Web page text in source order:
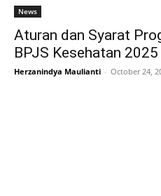
News
Aturan dan Syarat
BPJS Kesehatan 2025
Herzanindya Maulianti - October 24,